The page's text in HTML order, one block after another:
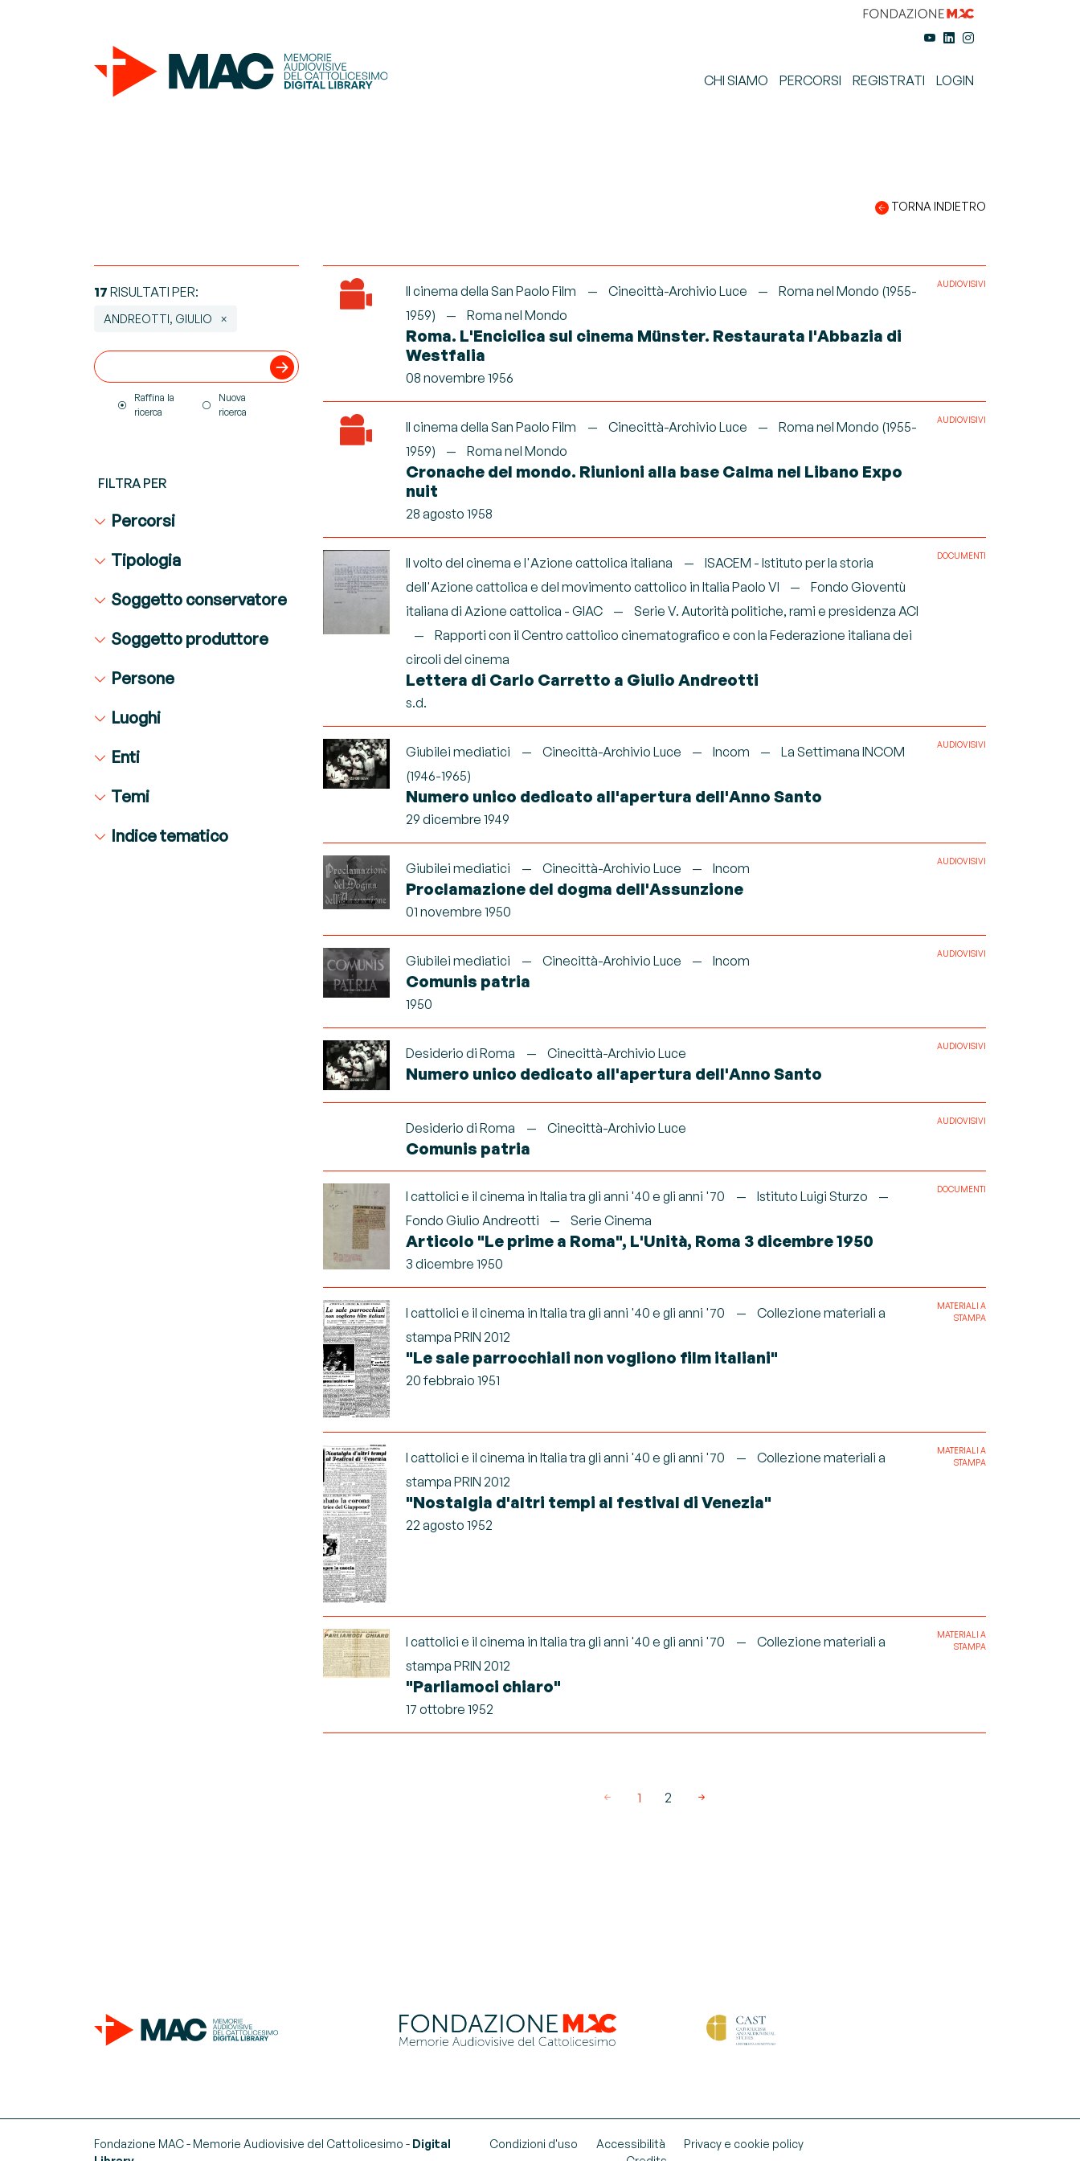
CHI SIAMO PERCORSI REGISTRATI LOGIN
TORNA INDIETRO
17 RISULTATI PER:
ANDREOTTI, GIULIO
Raffina la
ricerca
Nuova
ricerca
FILTRA PER
Percorsi
Tipologia
Soggetto conservatore
Soggetto produttore
Persone
Luoghi
Enti
Temi
Indice tematico
Il cinema della San Paolo Film Cinecittà-Archivio Luce
Roma nel Mondo (1955-
1959)
Roma nel Mondo
Roma. L'Enciclica sul cinema Münster. Restaurata l'Abbazia di
Westfalia
08 novembre 1956
AUDIOVISIVI
Il cinema della San Paolo Film Cinecittà-Archivio Luce
Roma nel Mondo (1955-
1959)
Roma nel Mondo
Cronache del mondo. Riunioni alla base Calma nel Libano Expo
nuit
28 agosto 1958
AUDIOVISIVI
Il volto del cinema e l'Azione cattolica italiana
ISACEM - Istituto per la storia
dell'Azione cattolica e del movimento cattolico in Italia Paolo VI
Fondo Gioventù
italiana di Azione cattolica - GIAC
Serie V. Autorità politiche, rami e presidenza ACI
Rapporti con il Centro cattolico cinematografico e con la Federazione italiana dei
circoli del cinema
Lettera di Carlo Carretto a Giulio Andreotti
s.d.
DOCUMENTI
Giubilei mediatici Cinecittà-Archivio Luce Incom
La Settimana INCOM
(1946-1965)
Numero unico dedicato all'apertura dell'Anno Santo
29 dicembre 1949
AUDIOVISIVI
Giubilei mediatici Cinecittà-Archivio Luce Incom
Proclamazione del dogma dell'Assunzione
01 novembre 1950
AUDIOVISIVI
Giubilei mediatici Cinecittà-Archivio Luce Incom
Comunis patria
1950
AUDIOVISIVI
Desiderio di Roma Cinecittà-Archivio Luce
Numero unico dedicato all'apertura dell'Anno Santo
AUDIOVISIVI
Desiderio di Roma Cinecittà-Archivio Luce
Comunis patria
AUDIOVISIVI
I cattolici e il cinema in Italia tra gli anni '40 e gli anni '70
Istituto Luigi Sturzo
Fondo Giulio Andreotti
Serie Cinema
Articolo "Le prime a Roma", L'Unità, Roma 3 dicembre 1950
3 dicembre 1950
DOCUMENTI
I cattolici e il cinema in Italia tra gli anni '40 e gli anni '70
Collezione materiali a
stampa PRIN 2012
"Le sale parrocchiali non vogliono film italiani"
20 febbraio 1951
MATERIALI A
STAMPA
I cattolici e il cinema in Italia tra gli anni '40 e gli anni '70
Collezione materiali a
stampa PRIN 2012
"Nostalgia d'altri tempi al festival di Venezia"
22 agosto 1952
MATERIALI A
STAMPA
I cattolici e il cinema in Italia tra gli anni '40 e gli anni '70
Collezione materiali a
stampa PRIN 2012
"Parliamoci chiaro"
17 ottobre 1952
MATERIALI A
STAMPA
1 2
Fondazione MAC - Memorie Audiovisive del Cattolicesimo - Digital
Condizioni d'uso Accessibilità
Privacy e cookie policy